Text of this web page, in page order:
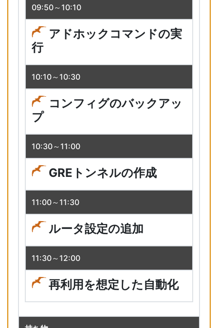
09:50～10:10
アドホックコマンドの実
行
10:10～10:30
コンフィグのバックアッ
プ
10:30～11:00
GREトンネルの作成
11:00～11:30
ルータ設定の追加
11:30～12:00
再利用を想定した自動化